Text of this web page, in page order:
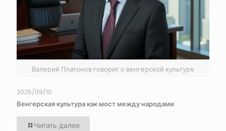
Валерий Платонов говорит о венгерской культуре
2025/09/10
Венгерская культура как мост между народами
Читать далее